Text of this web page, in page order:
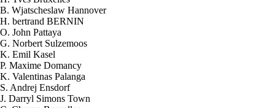
B. Wjatscheslaw Hannover
H. bertrand BERNIN
O. John Pattaya
G. Norbert Sulzemoos
K. Emil Kasel
P. Maxime Domancy
K. Valentinas Palanga
S. Andrej Ensdorf
J. Darryl Simons Town